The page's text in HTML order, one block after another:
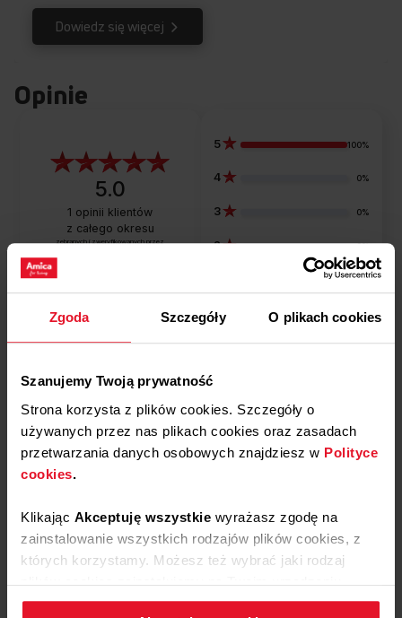
Zgoda Szczegóły O plikach cookies
Szanujemy Twoją prywatność
Strona korzysta z plików cookies. Szczegóły o
używanych przez nas plikach cookies oraz zasadach
przetwarzania danych osobowych znajdziesz w Polityce
cookies.
Klikając Akceptuję wszystkie wyrażasz zgodę na
zainstalowanie wszystkich rodzajów plików cookies, z
których korzystamy. Możesz też wybrać jaki rodzaj
plików cookies zainstalujemy na Twoim urządzeniu,
klikającZmień ustawienia.
Dowiedz się więcej
Opinie
5.0
1 opinii klientów
z całego okresu
zebranych i zweryfikowanych przez
5 100%
4 0%
3 0%
2 0%
0%
Ruszt AO6-02-1
Jak zbieramy opinie?
Wyczyść Szukaj